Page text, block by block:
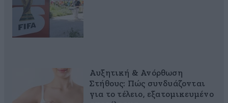
Αυξητική & Ανόρθωση
Στήθους: Πώς συνδυάζονται
για το τέλειο, εξατομικευμένο